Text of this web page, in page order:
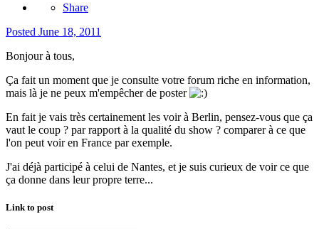
Share
Posted June 18, 2011
Bonjour à tous,
Ça fait un moment que je consulte votre forum riche en information,
mais là je ne peux m'empêcher de poster
En fait je vais très certainement les voir à Berlin, pensez-vous que ça
vaut le coup ? par rapport à la qualité du show ? comparer à ce que
l'on peut voir en France par exemple.
J'ai déjà participé à celui de Nantes, et je suis curieux de voir ce que
ça donne dans leur propre terre...
Link to post